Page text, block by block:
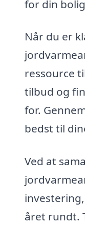
for din
Når du er
ressource
tilbud og
for.
bedst til
Ved at
året rundt.